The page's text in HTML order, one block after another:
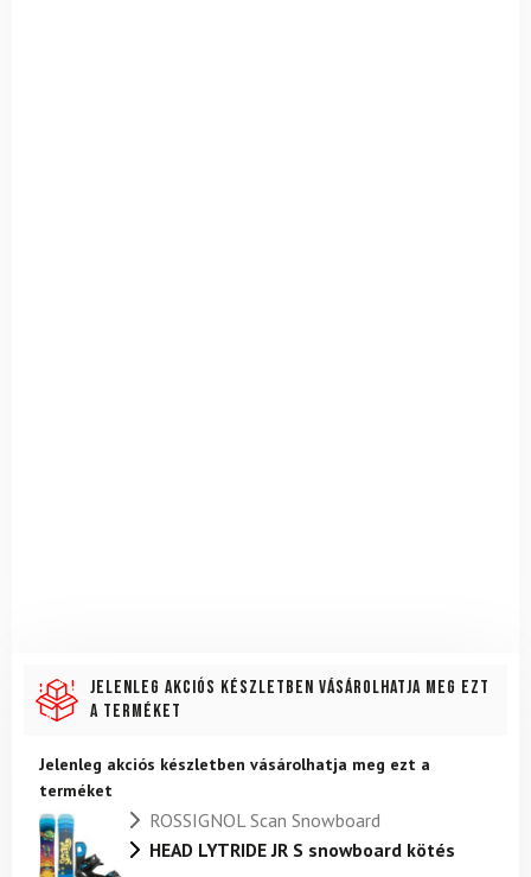
Jelenleg akciós készletben vásárolhatja meg ezt
a terméket
Jelenleg akciós készletben vásárolhatja meg ezt a
terméket
ROSSIGNOL Scan Snowboard
HEAD LYTRIDE JR S snowboard kötés